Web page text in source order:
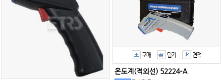
구매 담기 견적
온도계(적외선) 52224-A